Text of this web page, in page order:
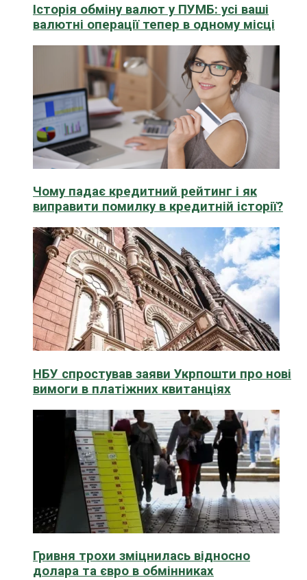
Історія обміну валют у ПУМБ: усі ваші
валютні операції тепер в одному місці
Чому падає кредитний рейтинг і як
виправити помилку в кредитній історії?
НБУ спростував заяви Укрпошти про нові
вимоги в платіжних квитанціях
Гривня трохи зміцнилась відносно
долара та євро в обмінниках